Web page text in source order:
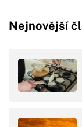
Nejnovější